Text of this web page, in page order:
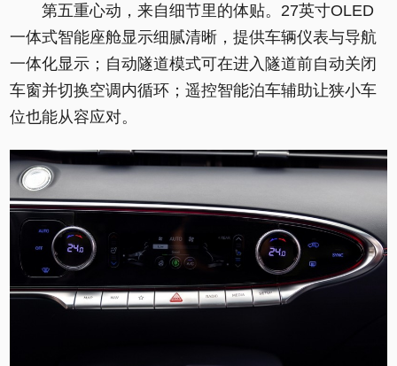
第五重心动，来自细节里的体贴。27英寸OLED
一体式智能座舱显示细腻清晰，提供车辆仪表与导航
一体化显示；自动隧道模式可在进入隧道前自动关闭
车窗并切换空调内循环；遥控智能泊车辅助让狭小车
位也能从容应对。